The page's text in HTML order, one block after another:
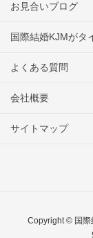
お見合いブログ
国際結婚KJMがタ
よくある質問
会社概要
サイトマップ
Copyright © 国際